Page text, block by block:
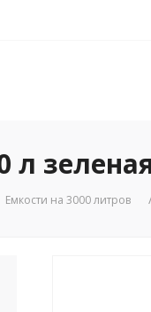
л
Емкости на 3000 литров